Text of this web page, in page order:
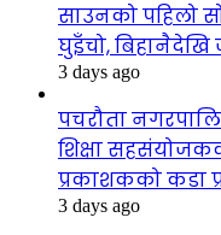
साउनको पहिलो
घुइँचो,
3 days ago
पचरौता
शिक्षा
प्रकाशकको कडा
3 days ago